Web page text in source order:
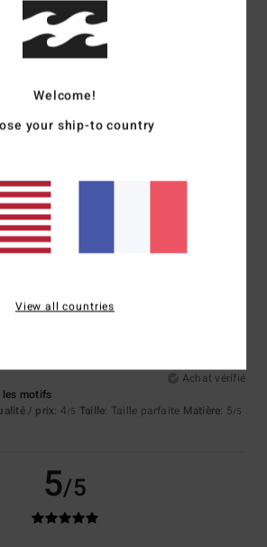
produit
5/5
/ prix
produit
5/5
Achat vérifié
les motifs
/ prix: 4/5 Taille: Taille parfaite Matière: 5/5
5/5
Welcome!
your ship-to country
View all countries